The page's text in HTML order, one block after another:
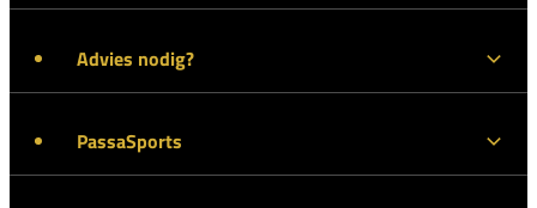
Advies nodig?
PassaSports